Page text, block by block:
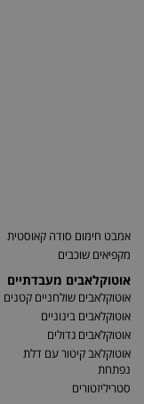
אמבט חימום סודה קאוסטית
מקפיאים שוכבים
אוטוקלאבים מעבדתיים
אוטוקלאבים שולחניים קטנים
אוטוקלאבים בינוניים
אוטוקלאבים גדולים
אוטוקלאב קיטור עם דלת
נפתחת
סטריליזטורים